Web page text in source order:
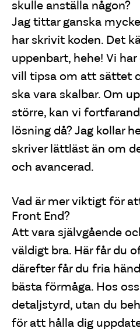
skulle anställa någon?
Jag tittar ganska
har skrivit koden. Det
uppenbart, hehe! Vi
vill tipsa om att sättet
ska vara skalbar. Om
större, kan vi
lösning då? Jag kollar
skriver lättläst än om
och avancerad.
Vad är mer viktigt för
Front End?
Att vara självgående
väldigt bra. Här får du
därefter får du fria
bästa förmåga. Hos
detaljstyrd, utan du
för att hålla dig